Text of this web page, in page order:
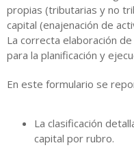
propias (tributarias y no
capital (enajenación de
La correcta elaboración
para la planificación y
En este formulario se
La clasificación
capital por rubro.